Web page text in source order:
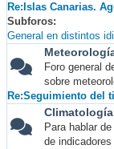
Re:Islas Canarias.
Subforos
General en distintos
Foro general
sobre
Re:Seguimiento del
Climatología
Para hablar
de